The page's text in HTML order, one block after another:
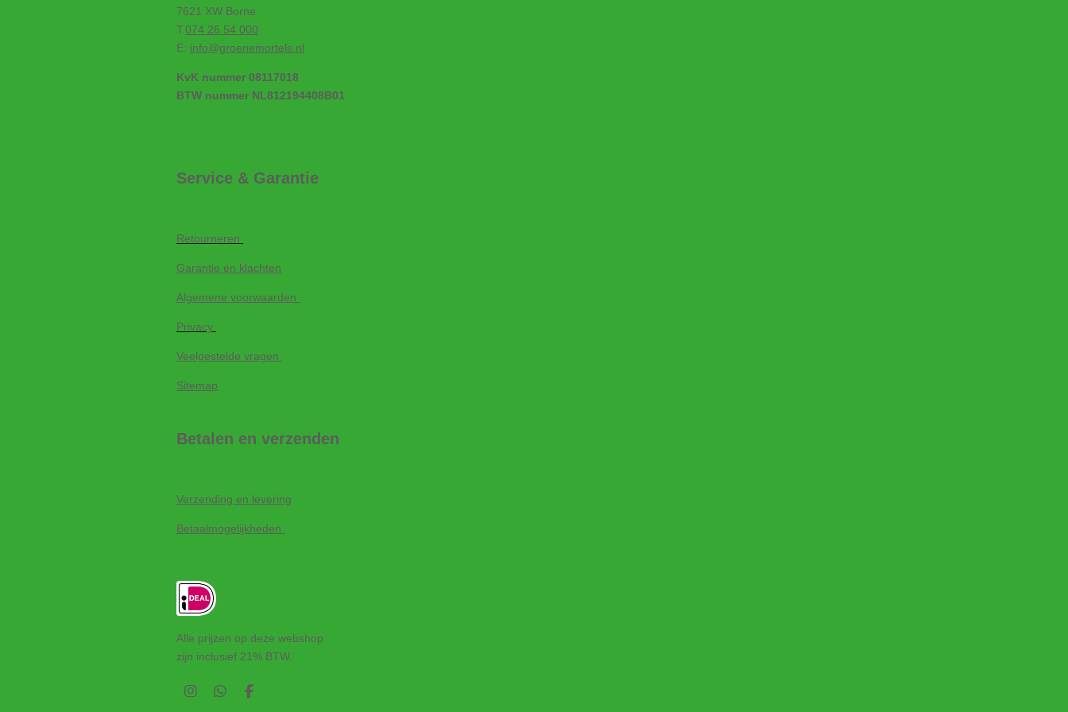
7621 XW Borne
T.074 26 54 000
E: info@groenemortels.nl
KvK nummer 08117018
BTW nummer NL812194408B01
Service & Garantie
Retourneren
Garantie en klachten
Algemene voorwaarden
Privacy
Veelgestelde vragen
Sitemap
Betalen en verzenden
Verzending en levering
Betaalmogelijkheden
Alle prijzen op deze webshop
zijn inclusief 21% BTW.
I
W
F